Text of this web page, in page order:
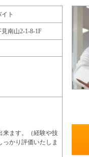
ト
見南山2-1-8-1F
来ます。（経験や技
かり評価いたしま